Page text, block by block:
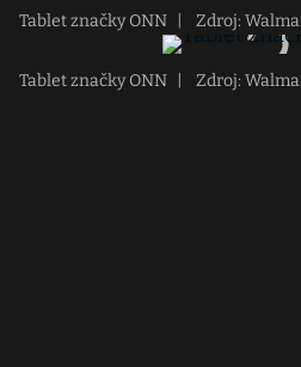
Tablet značky ONN Zdroj:
Tablet značky ONN Zdroj: